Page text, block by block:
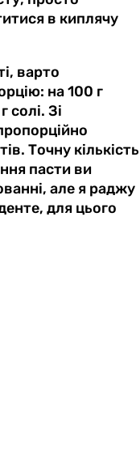
в киплячу
варто
на 100 г
солі. Зі
Точну кількість
пасти ви
але я раджу
для цього